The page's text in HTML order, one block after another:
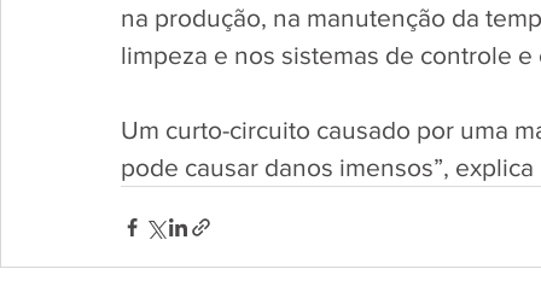
na produção, na manutenção da
limpeza e nos sistemas de controle
Um curto-circuito causado por uma
pode causar danos imensos”,